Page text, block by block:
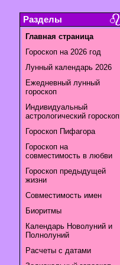
Разделы
Главная страница
Гороскоп на 2026 год
Лунный календарь 2026
Ежедневный лунный
гороскоп
Индивидуальный
астрологический гороскоп
Гороскоп Пифагора
Гороскоп на
совместимость в любви
Гороскоп предыдущей
жизни
Совместимость имен
Биоритмы
Календарь Новолуний и
Полнолуний
Расчеты с датами